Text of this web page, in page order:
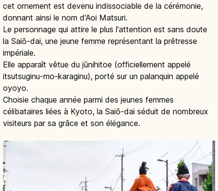
cet ornement est devenu indissociable de la cérémonie,
donnant ainsi le nom d'Aoi Matsuri.
Le personnage qui attire le plus l'attention est sans doute
la Saiō-dai, une jeune femme représentant la prêtresse
impériale.
Elle apparaît vêtue du jūnihitoe (officiellement appelé
itsutsuginu-mo-karaginu), porté sur un palanquin appelé
oyoyo.
Choisie chaque année parmi des jeunes femmes
célibataires liées à Kyoto, la Saiō-dai séduit de nombreux
visiteurs par sa grâce et son élégance.